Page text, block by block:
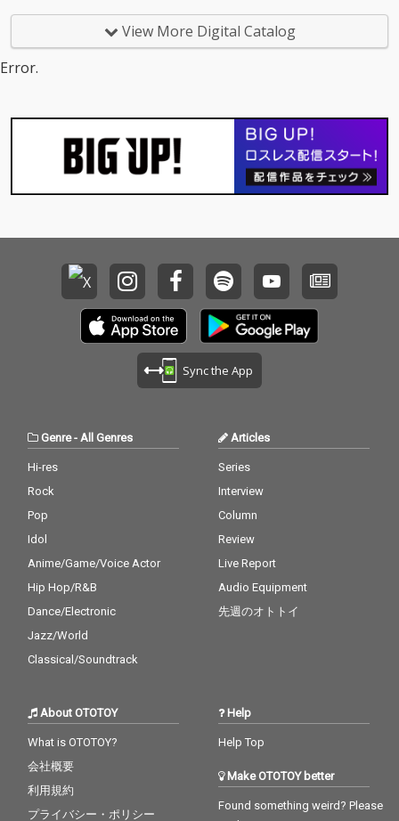
View More Digital Catalog
Error.
Sync the App
Genre- All Genres
Hi-res
Rock
Pop
Idol
Anime/Game/Voice Actor
Hip Hop/R&B
Dance/Electronic
Jazz/World
Classical/Soundtrack
Articles
Series
Interview
Column
Review
Live Report
Audio Equipment
先週のオトトイ
About OTOTOY
What is OTOTOY?
会社概要
利用規約
プライバシー・ポリシー
Help
Help Top
Make OTOTOY better
Found something weird? Please